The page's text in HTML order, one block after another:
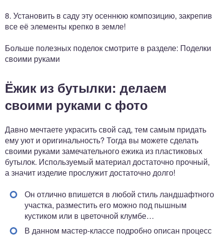
8. Установить в саду эту осеннюю композицию, закрепив
все её элементы крепко в земле!
Больше полезных поделок смотрите в разделе: Поделки
своими руками
Ёжик из бутылки: делаем
своими руками с фото
Давно мечтаете украсить свой сад, тем самым придать
ему уют и оригинальность? Тогда вы можете сделать
своими руками замечательного ежика из пластиковых
бутылок. Используемый материал достаточно прочный,
а значит изделие прослужит достаточно долго!
Он отлично впишется в любой стиль ландшафтного
участка, разместить его можно под пышным
кустиком или в цветочной клумбе…
В данном мастер-классе подробно описан процесс